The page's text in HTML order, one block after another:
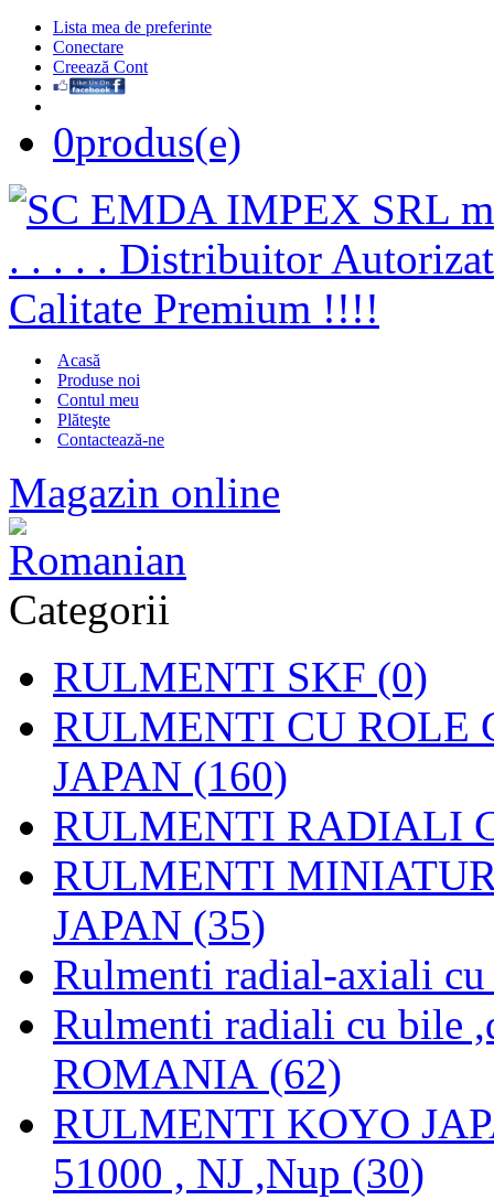
Lista mea de preferinte
Conectare
Creează Cont
0produs(e)
Acasă
Produse noi
Contul meu
Plăteşte
Contactează-ne
Magazin online
Categorii
RULMENTI SKF (0)
RULMENTI CU ROLE
JAPAN (160)
RULMENTI RADIALI
RULMENTI
JAPAN (35)
Rulmenti radial-axiali
Rulmenti radiali cu bile
ROMANIA (62)
RULMENTI KOYO
51000 , NJ ,Nup (30)